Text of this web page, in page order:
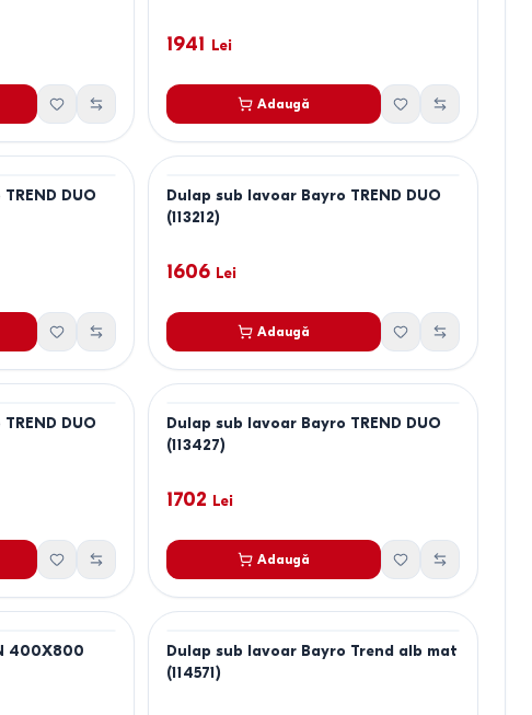
1941 Lei
Adaugă
DUO
Dulap sub lavoar Bayro TREND DUO
(113212)
1606 Lei
Adaugă
DUO
Dulap sub lavoar Bayro TREND DUO
(113427)
1702 Lei
Adaugă
400X800
Dulap sub lavoar Bayro Trend alb mat
(114571)